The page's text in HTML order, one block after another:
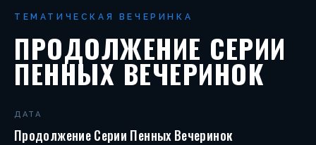
ТЕМАТИЧЕСКАЯ ВЕЧЕРИНКА
ПРОДОЛЖЕНИЕ СЕРИИ
ПЕННЫХ ВЕЧЕРИНОК
ДАТА
Продолжение Серии Пенных Вечеринок